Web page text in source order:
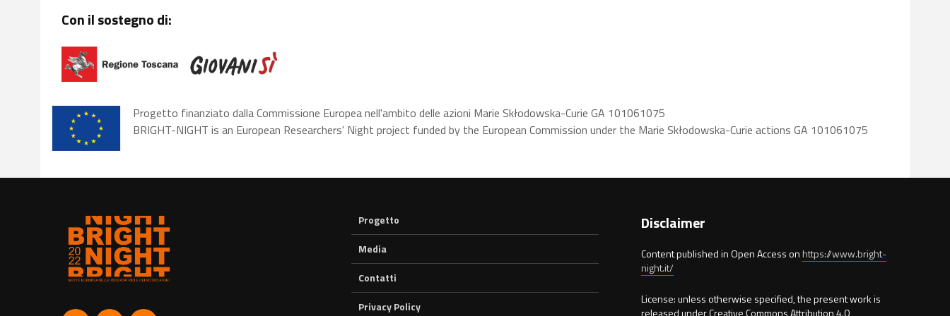
Con il sostegno di:
Progetto finanziato dalla Commissione Europea nell'ambito delle azioni Marie Skłodowska-Curie GA 101061075
BRIGHT-NIGHT is an European Researchers' Night project funded by the European Commission under the Marie Skłodowska-Curie actions GA 101061075
Progetto
Media
Contatti
Privacy Policy
Disclaimer
Content published in Open Access onhttps://www.bright-
night.it/
License: unless otherwise specified, the present work is
released under Creative Commons Attribution 4.0